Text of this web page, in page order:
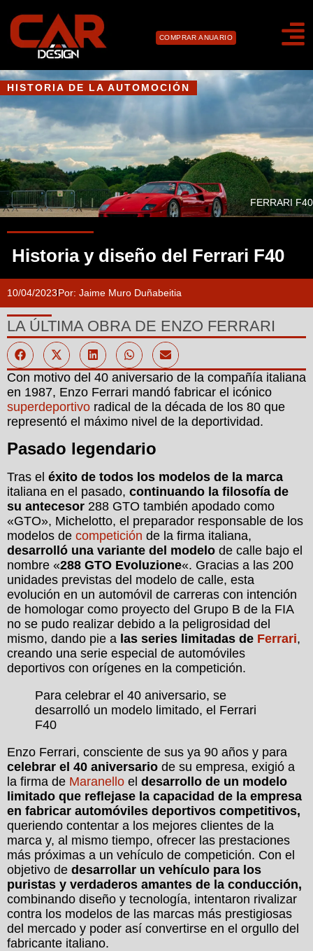
COMPRAR ANUARIO
HISTORIA DE LA AUTOMOCIÓN
FERRARI F40
Historia y diseño del Ferrari F40
10/04/2023Por: Jaime Muro Duñabeitia
LA ÚLTIMA OBRA DE ENZO FERRARI
Con motivo del 40 aniversario de la compañía italiana
en 1987, Enzo Ferrari mandó fabricar el icónico
superdeportivo radical de la década de los 80 que
representó el máximo nivel de la deportividad.
Pasado legendario
Tras el éxito de todos los modelos de la marca
italiana en el pasado, continuando la filosofía de
su antecesor 288 GTO también apodado como
«GTO», Michelotto, el preparador responsable de los
modelos de competición de la firma italiana,
desarrolló una variante del modelo de calle bajo el
nombre «288 GTO Evoluzione«. Gracias a las 200
unidades previstas del modelo de calle, esta
evolución en un automóvil de carreras con intención
de homologar como proyecto del Grupo B de la FIA
no se pudo realizar debido a la peligrosidad del
mismo, dando pie a las series limitadas de Ferrari,
creando una serie especial de automóviles
deportivos con orígenes en la competición.
Para celebrar el 40 aniversario, se
desarrolló un modelo limitado, el Ferrari
F40
Enzo Ferrari, consciente de sus ya 90 años y para
celebrar el 40 aniversario de su empresa, exigió a
la firma de Maranello el desarrollo de un modelo
limitado que reflejase la capacidad de la empresa
en fabricar automóviles deportivos competitivos,
queriendo contentar a los mejores clientes de la
marca y, al mismo tiempo, ofrecer las prestaciones
más próximas a un vehículo de competición. Con el
objetivo de desarrollar un vehículo para los
puristas y verdaderos amantes de la conducción,
combinando diseño y tecnología, intentaron rivalizar
contra los modelos de las marcas más prestigiosas
del mercado y poder así convertirse en el orgullo del
fabricante italiano.